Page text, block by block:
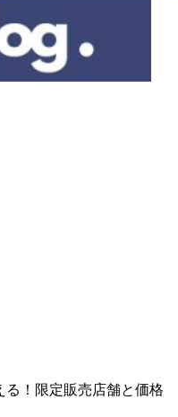
！限定販売店舗と価格